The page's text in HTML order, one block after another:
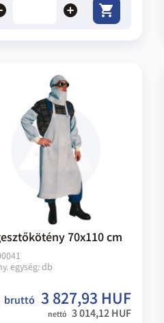
add
70x110 cm
egység:db
bruttó 3 827,93 HUF
nettó 3 014,12 HUF